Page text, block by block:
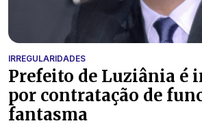
IRREGULARIDADES
Prefeito de Luziânia é
por contratação de
fantasma